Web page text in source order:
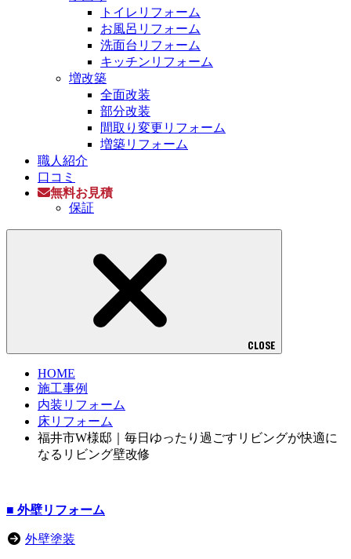
トイレリフォーム
お風呂リフォーム
洗面台リフォーム
キッチンリフォーム
増改築
全面改装
部分改装
間取り変更リフォーム
増築リフォーム
職人紹介
口コミ
無料お見積
保証
CLOSE
HOME
施工事例
内装リフォーム
床リフォーム
福井市W様邸｜毎日ゆったり過ごすリビングが快適に
なるリビング壁改修
■ 外壁リフォーム
外壁塗装